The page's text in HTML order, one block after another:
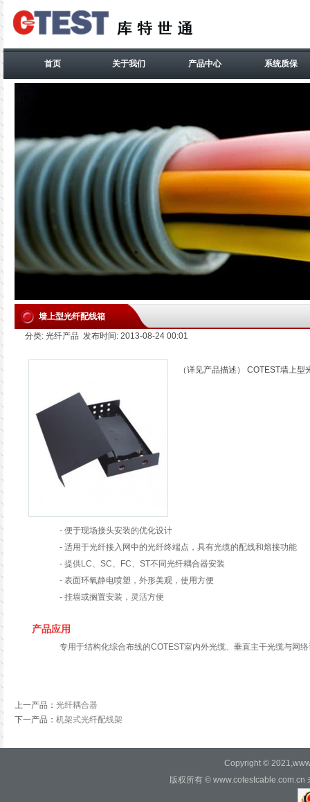
首页 关于我们 产品中心 系统质保
墙上型光纤配线箱
分类: 光纤产品 发布时间: 2013-08-24 00:01
（详见产品描述） COTEST墙上
- 便于现场接头安装的优化设计
- 适用于光纤接入网中的光纤终端点，具有光缆的配线和熔接功能
- 提供LC、SC、FC、ST不同光纤耦合器安装
- 表面环氧静电喷塑，外形美观，使用方便
- 挂墙或搁置安装，灵活方便
产品应用
专用于结构化综合布线的COTEST室内外光缆、垂直主干光缆与网
上一产品 ： 光纤耦合器
下一产品 ： 机架式光纤配线架
Copyright ©
版权所有 © www.cotestcable.com.cn